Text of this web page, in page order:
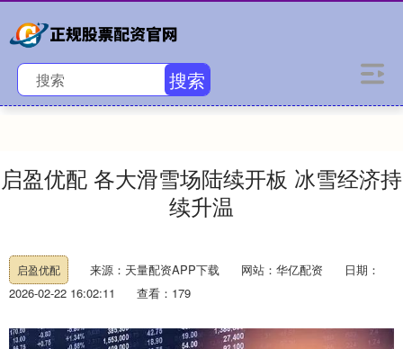
搜索
启盈优配 各大滑雪场陆续开板 冰雪经济持
续升温
启盈优配 来源：天量配资APP下载 网站：华亿配资
日期：
2026-02-22 16:02:11
查看：179